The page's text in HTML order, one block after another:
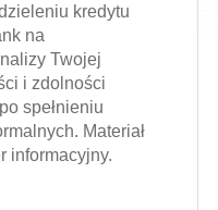
kredytu
na
Twojej
i zdolności
spełnieniu
Materiał
informacyjny.